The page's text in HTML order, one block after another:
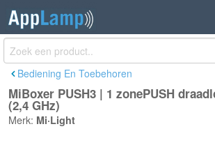
MiBoxer PUSH3 | 1 zonePUSH
draadloos dimpaneel (2,4 GHz)
€12,50
Bediening En Toebehoren
MiBoxer PUSH3 | 1 zonePUSH
(2,4 GHz)
Merk: Mi·Light